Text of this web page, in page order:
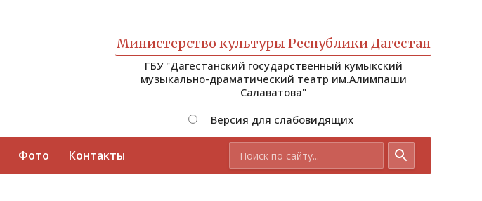
Министерство культуры Республики Дагестан
ГБУ "Дагестанский государственный кумыкский
музыкально-драматический театр им.Алимпаши
Салаватова"
Версия для слабовидящих
Фото Контакты